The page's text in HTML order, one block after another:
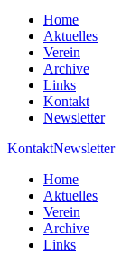
Home
Aktuelles
Verein
Archive
Links
Kontakt
Newsletter
KontaktNewsletter
Home
Aktuelles
Verein
Archive
Links